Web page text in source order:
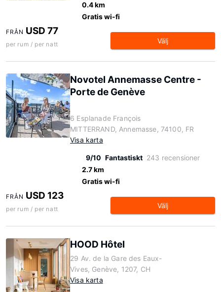
0.4 km
Gratis wi-fi
FRÅN USD 77
per rum / per natt Välj
Novotel Annemasse Centre -
Porte de Genève
6 Esplanade François
MITTERRAND, Annemasse, 74100, FR
Visa karta
9/10 Fantastiskt 243 recensioner
2.7 km
Gratis wi-fi
FRÅN USD 123
per rum / per natt Välj
HOOD Hôtel
29 Av. de la Gare des Eaux-
Vives, Genève, 1207, CH
Visa karta